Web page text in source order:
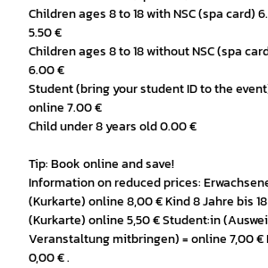
Children ages 8 to 18 with NSC (spa card)
5.50 €
Children ages 8 to 18 without NSC (spa
6.00 €
Student (bring your student ID to the
online 7.00 €
Child under 8 years old 0.00 €
Tip: Book online and save!
Information on reduced prices:
(Kurkarte) online 8,00 € Kind 8 Jahre bis
(Kurkarte) online 5,50 € Student:in
Veranstaltung mitbringen) = online 7,00 €
0,00 € .